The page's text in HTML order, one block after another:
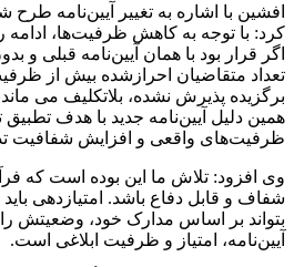
افشین با اشاره به تغییر آیین‌نامه طرح
کرد: با توجه به کاهش ظرفیت‌ها، ادامه
اگر قرار بود با همان آیین‌نامه قبلی و
تعداد متقاضیان احرازشده بیش از
برگزیده پذیرش نشده، بلاتکلیف می
همین دلیل آیین‌نامه جدید با هدف تطبیق
ظرفیت‌های واقعی و افزایش شفافیت
وی افزود: تلاش ما این بوده است که
شفاف و قابل دفاع باشد. امتیازدهی
بتواند بر اساس مدارک خود، وضعیتش را
آیین‌نامه، امتیاز و ظرفیت ابلاغی است.